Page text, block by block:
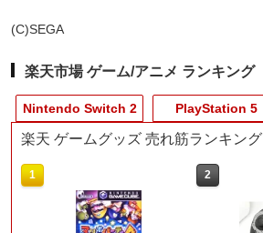
(C)SEGA
楽天市場 ゲーム/アニメ ランキング
Nintendo Switch 2
1
PlayStation 5
1
楽天 ゲームグッズ 売れ筋ランキング
1 2